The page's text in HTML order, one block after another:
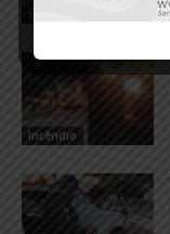
Incêndio